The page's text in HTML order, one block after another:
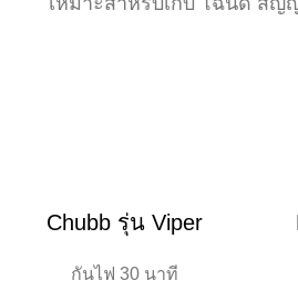
Chubb รุ่น Viper
กันไฟ 30 นาที